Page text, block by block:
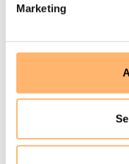
Marketing